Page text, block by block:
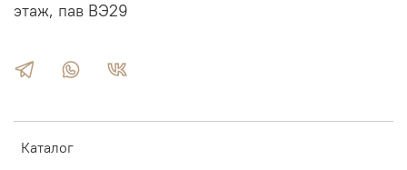
Каталог
этаж, пав ВЭ29